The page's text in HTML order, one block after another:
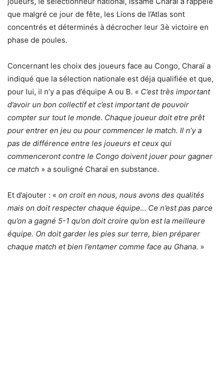
que malgré ce jour de fête, les Lions de l’Atlas sont
concentrés et déterminés à décrocher leur 3è victoire en
phase de poules.
Concernant les choix des joueurs face au Congo, Charaï a
indiqué que la sélection nationale est déja qualifiée et que,
pour lui, il n’y a pas d’équipe A ou B. « C’est très important
d’avoir un bon collectif et c’est important de pouvoir
compter sur tout le monde. Chaque joueur doit etre prêt
pour entrer en jeu ou pour commencer le match. Il n’y a
pas de différence entre les joueurs et ceux qui
commenceront contre le Congo doivent jouer pour gagner
ce match » a souligné Charaï en substance.
Et d’ajouter : « on croit en nous, nous avons des qualités
mais on doit respecter chaque équipe… Ce n’est pas parce
qu’on a gagné 5-1 qu’on doit croire qu’on est la meilleure
équipe. On doit garder les pies sur terre, bien préparer
chaque match et bien l’entamer comme face au Ghana. »